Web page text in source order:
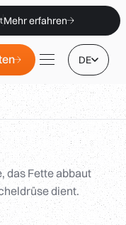
Mehr erfahren
DE
das Fette abbaut
dient.